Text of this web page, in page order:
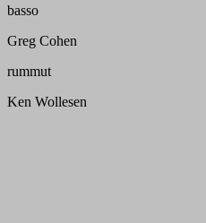
basso
Greg Cohen
rummut
Ken Wollesen